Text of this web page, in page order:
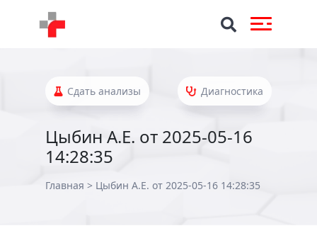
Сдать анализы Диагностика
Цыбин А.Е. от 2025-05-16
14:28:35
Главная > Цыбин А.Е. от 2025-05-16 14:28:35